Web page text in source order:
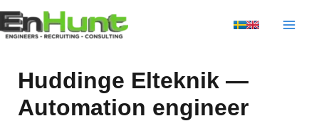
till
Huddinge Elteknik —
Automation engineer